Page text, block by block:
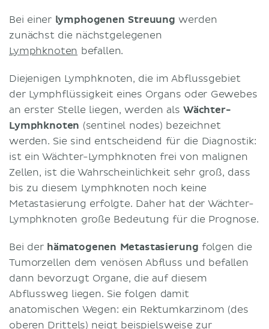
Bei einer lymphogenen Streuung werden
zunächst die nächstgelegenen
Lymphknoten befallen.
Diejenigen Lymphknoten, die im Abflussgebiet
der Lymphflüssigkeit eines Organs oder Gewebes
an erster Stelle liegen, werden als Wächter-
Lymphknoten (sentinel nodes) bezeichnet
werden. Sie sind entscheidend für die Diagnostik:
ist ein Wächter-Lymphknoten frei von malignen
Zellen, ist die Wahrscheinlichkeit sehr groß, dass
bis zu diesem Lymphknoten noch keine
Metastasierung erfolgte. Daher hat der Wächter-
Lymphknoten große Bedeutung für die Prognose.
Bei der hämatogenen Metastasierung folgen die
Tumorzellen dem venösen Abfluss und befallen
dann bevorzugt Organe, die auf diesem
Abflussweg liegen. Sie folgen damit
anatomischen Wegen: ein Rektumkarzinom (des
oberen Drittels) neigt beispielsweise zur